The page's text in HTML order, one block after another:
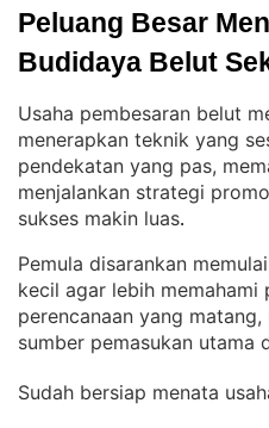
Peluang Besar
Budidaya Belut
Usaha pembesaran belut
menerapkan teknik yang
pendekatan yang pas,
menjalankan strategi
sukses makin luas.
Pemula disarankan
kecil agar lebih memahami
perencanaan yang
sumber pemasukan utama
Sudah bersiap menata